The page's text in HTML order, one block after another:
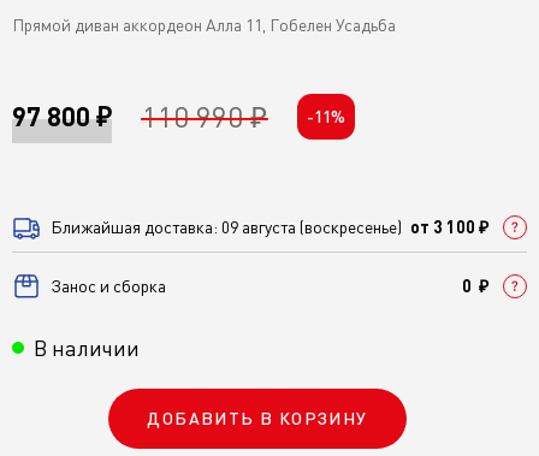
Прямой диван аккордеон Алла 11, Гобелен Усадьба
97 800 ₽ 110 990 ₽ -11%
Ближайшая доставка: 09 августа (воскресенье) от 3 100 ₽
Занос и сборка 0 ₽
В наличии
ДОБАВИТЬ В КОРЗИНУ